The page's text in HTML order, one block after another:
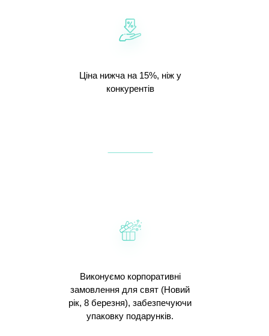
Ціна нижча на 15%, ніж у
конкурентів
Виконуємо корпоративні
замовлення для свят (Новий
рік, 8 березня), забезпечуючи
упаковку подарунків.